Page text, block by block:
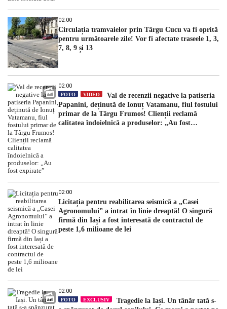
02:00
Circulația tramvaielor prin Târgu Cucu va fi oprită
pentru următoarele zile! Vor fi afectate traseele 1, 3,
7, 8, 9 și 13
02:00
FOTO VIDEO
Val de recenzii negative la patiseria
Papanini, deținută de Ionuț Vatamanu, fiul fostului
primar de la Târgu Frumos! Clienții reclamă
calitatea îndoielnică a produselor: „Au fost
02:00
Licitația pentru reabilitarea seismică a „Casei
Agronomului” a intrat în linie dreaptă! O singură
firmă din Iași a fost interesată de contractul de
peste 1,6 milioane de lei
02:00
FOTO EXCLUSIV
Tragedie la Iași. Un tânăr tată s-